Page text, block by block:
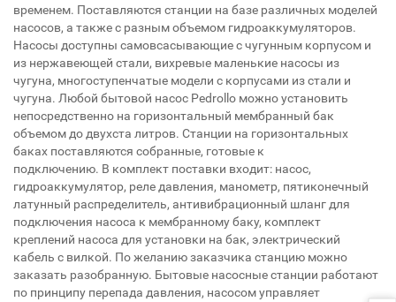
временем. Поставляются станции на базе различных моделей
насосов, а также с разным объемом гидроаккумуляторов.
Насосы доступны самовсасывающие с чугунным корпусом и
из нержавеющей стали, вихревые маленькие насосы из
чугуна, многоступенчатые модели с корпусами из стали и
чугуна. Любой бытовой насос Pedrollo можно установить
непосредственно на горизонтальный мембранный бак
объемом до двухста литров. Станции на горизонтальных
баках поставляются собранные, готовые к
подключению. В комплект поставки входит: насос,
гидроаккумулятор, реле давления, манометр, пятиконечный
латунный распределитель, антивибрационный шланг для
подключения насоса к мембранному баку, комплект
креплений насоса для установки на бак, электрический
кабель с вилкой. По желанию заказчика станцию можно
заказать разобранную. Бытовые насосные станции работают
по принципу перепада давления, насосом управляет